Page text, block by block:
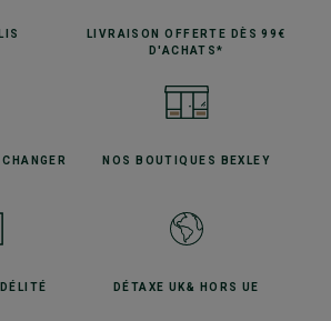
LIVRAISON OFFERTE
DÈS 99€
D'ACHATS*
CHANGER
NOS BOUTIQUES BEXLEY
DÉTAXE UK& HORS UE